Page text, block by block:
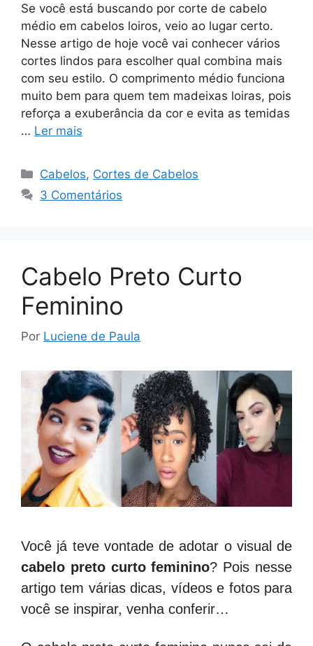
Se você está buscando por corte de cabelo
médio em cabelos loiros, veio ao lugar certo.
Nesse artigo de hoje você vai conhecer vários
cortes lindos para escolher qual combina mais
com seu estilo. O comprimento médio funciona
muito bem para quem tem madeixas loiras, pois
reforça a exuberância da cor e evita as temidas
… Ler mais
Categorias
Cabelos, Cortes de Cabelos
3 Comentários
Cabelo Preto Curto
Feminino
Por Luciene de Paula
Você já teve vontade de adotar o visual de
cabelo preto curto feminino? Pois nesse
artigo tem várias dicas, vídeos e fotos para
você se inspirar, venha conferir…